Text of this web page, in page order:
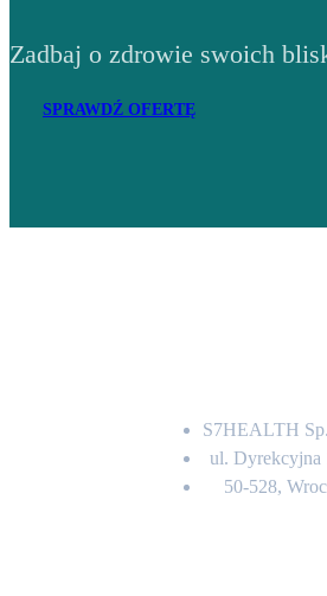
Zadbaj o zdrowie swoich
SPRAWDŹ OFERTĘ
S7HEALTH
ul. Dyrekcyjna
50-528,